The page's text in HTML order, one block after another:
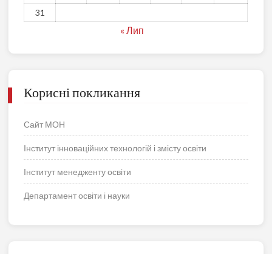
31
« Лип
Корисні покликання
Сайт МОН
Інститут інноваційних технологій і змісту освіти
Інститут менедженту освіти
Департамент освіти і науки